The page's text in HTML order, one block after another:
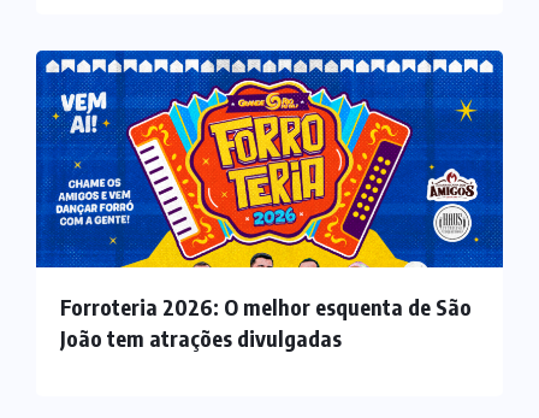
Forroteria 2026: O melhor esquenta de São
João tem atrações divulgadas